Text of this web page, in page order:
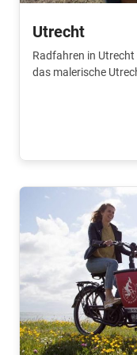
Utrecht
Radfahren in
das malerische